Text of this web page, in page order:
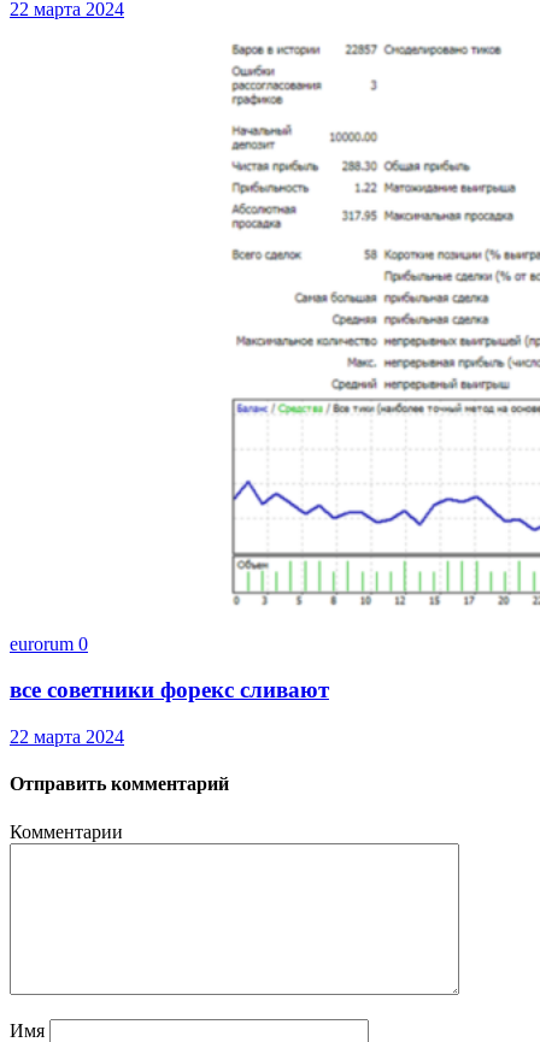
22 марта 2024
eurorum 0
все советники форекс сливают
22 марта 2024
Отправить комментарий
Комментарии
Имя